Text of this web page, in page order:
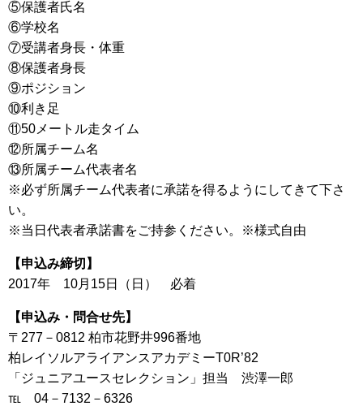
⑤保護者氏名
⑥学校名
⑦受講者身長・体重
⑧保護者身長
⑨ポジション
⑩利き足
⑪50メートル走タイム
⑫所属チーム名
⑬所属チーム代表者名
※必ず所属チーム代表者に承諾を得るようにしてきて下さ
い。
※当日代表者承諾書をご持参ください。※様式自由
【申込み締切】
2017年 10月15日（日） 必着
【申込み・問合せ先】
〒277－0812 柏市花野井996番地
柏レイソルアライアンスアカデミーT0R’82
「ジュニアユースセレクション」担当 渋澤一郎
℡ 04－7132－6326